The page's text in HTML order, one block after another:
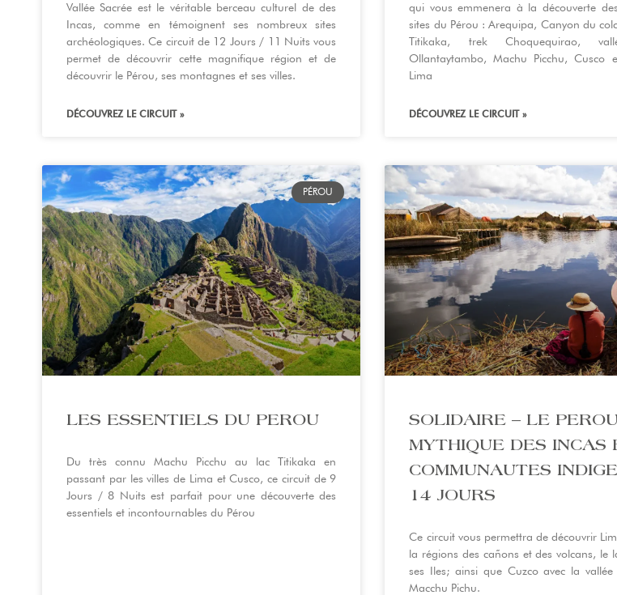
Vallée Sacrée est le véritable berceau culturel de des
Incas, comme en témoignent ses nombreux sites
archéologiques. Ce circuit de 12 Jours / 11 Nuits vous
permet de découvrir cette magnifique région et de
découvrir le Pérou, ses montagnes et ses villes.
DÉCOUVREZ LE CIRCUIT »
qui vous emmenera à la découverte
sites du Pérou : Arequipa, Canyon du
Titikaka, trek Choquequirao,
Ollantaytambo, Machu Picchu, Cusco
Lima
DÉCOUVREZ LE CIRCUIT »
PÉROU
LES ESSENTIELS DU PEROU
Du très connu Machu Picchu au lac Titikaka en
passant par les villes de Lima et Cusco, ce circuit de 9
Jours / 8 Nuits est parfait pour une découverte des
essentiels et incontournables du Pérou
SOLIDAIRE – LE
MYTHIQUE DES INCAS
COMMUNAUTES
14 JOURS
Ce circuit vous permettra de découvrir
la régions des cañons et des volcans, le
ses Iles; ainsi que Cuzco avec la
Macchu Pichu.